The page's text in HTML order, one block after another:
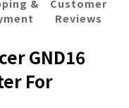
&
Customer
Reviews
GND16
For